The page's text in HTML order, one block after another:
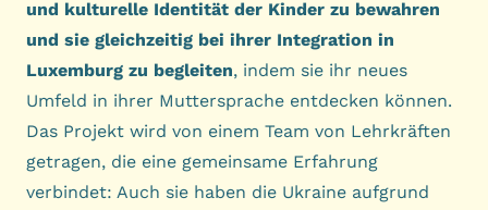
und kulturelle Identität der Kinder zu bewahren
und sie gleichzeitig bei ihrer Integration in
Luxemburg zu begleiten, indem sie ihr neues
Umfeld in ihrer Muttersprache entdecken können.
Das Projekt wird von einem Team von Lehrkräften
getragen, die eine gemeinsame Erfahrung
verbindet: Auch sie haben die Ukraine aufgrund